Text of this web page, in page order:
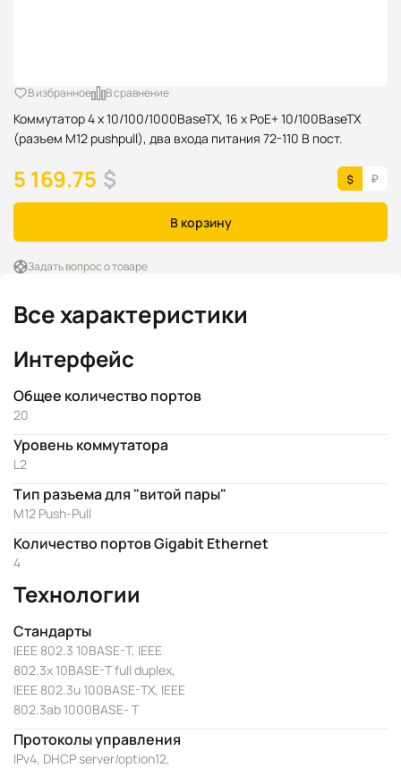
Коммутатор 4 x 10/100/1000BaseTX, 16 x PoE+ 10/100BaseTX
(разъем M12 pushpull), два входа питания 72-110 В пост.
В избранное В сравнение
5 169.75 $
В корзину
Задать вопрос о товаре
Все характеристики
Интерфейс
Общее количество портов
20
Уровень коммутатора
L2
Тип разъема для "витой пары"
M12 Push-Pull
Количество портов Gigabit Ethernet
4
Технологии
Стандарты
IEEE 802.3 10BASE-T, IEEE
802.3x 10BASE-T full duplex,
IEEE 802.3u 100BASE-TX, IEEE
802.3ab 1000BASE- T
Протоколы управления
IPv4, DHCP server/option12,